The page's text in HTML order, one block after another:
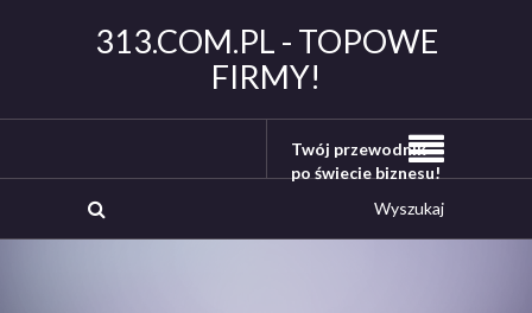
313.COM.PL - TOPOWE
FIRMY!
Twój przewodnik
po świecie biznesu!